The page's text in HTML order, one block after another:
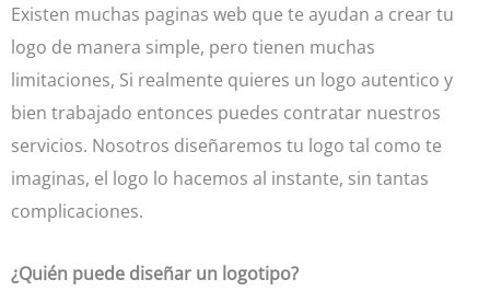
Existen muchas paginas web que te ayudan a crear tu
logo de manera simple, pero tienen muchas
limitaciones, Si realmente quieres un logo autentico y
bien trabajado entonces puedes contratar nuestros
servicios. Nosotros diseñaremos tu logo tal como te
imaginas, el logo lo hacemos al instante, sin tantas
complicaciones.
¿Quién puede diseñar un logotipo?